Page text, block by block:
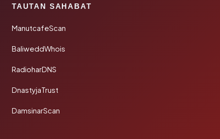
TAUTAN SAHABAT
ManutcafeScan
BaliweddWhois
RadioharDNS
DnastyjaTrust
DamsinarScan